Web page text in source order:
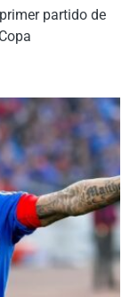
partido de